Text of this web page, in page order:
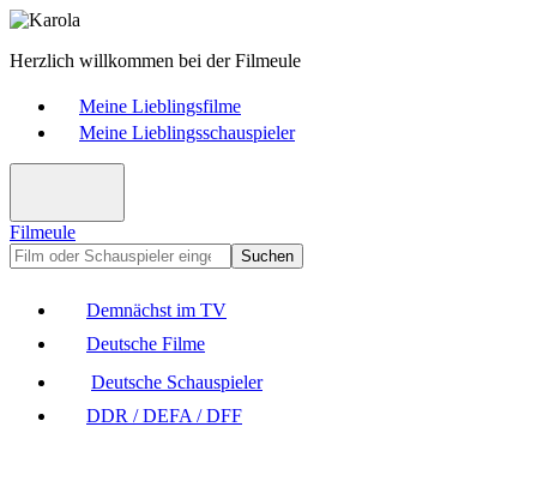
Herzlich willkommen bei der Filmeule
Meine Lieblingsfilme
Meine Lieblingsschauspieler
Filmeule
Suchen
Demnächst im TV
Deutsche Filme
Deutsche Schauspieler
DDR / DEFA / DFF